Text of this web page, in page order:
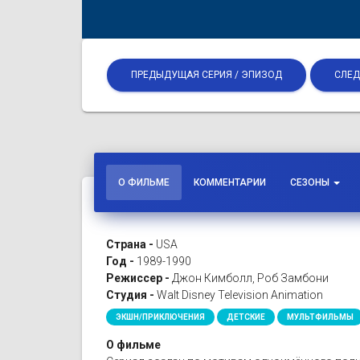
ПРЕДЫДУЩАЯ СЕРИЯ / ЭПИЗОД
О ФИЛЬМЕ КОММЕНТАРИИ СЕЗОНЫ
Страна - USA
Год - 1989-1990
Режиссер - Джон Кимболл, Роб Замбони
Студия - Walt Disney Television Animation
ЭКШН/ПРИКЛЮЧЕНИЯ ДЕТСКИЕ МУЛЬТФИЛЬМЫ
О фильме